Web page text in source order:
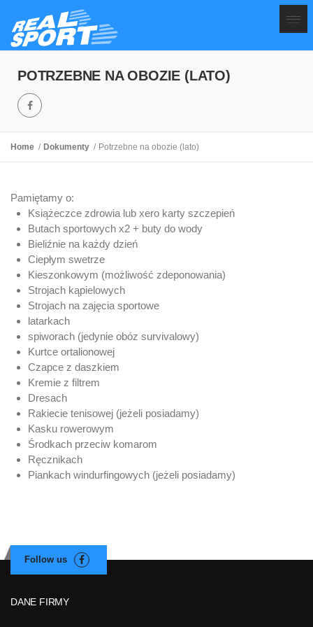
POTRZEBNE NA OBOZIE (LATO)
Home Dokumenty Potrzebne na obozie (lato)
Pamiętamy o:
Książeczce zdrowia lub xero karty szczepień
Butach sportowych x2 + buty do wody
Bieliźnie na każdy dzień
Ciepłym swetrze
Kieszonkowym (możliwość zdeponowania)
Strojach kąpielowych
Strojach na zajęcia sportowe
latarkach
spiworach (jedynie obóz survivalowy)
Kurtce ortalionowej
Czapce z daszkiem
Kremie z filtrem
Dresach
Rakiecie tenisowej (jeżeli posiadamy)
Kasku rowerowym
Środkach przeciw komarom
Ręcznikach
Piankach windurfingowych (jeżeli posiadamy)
DANE FIRMY